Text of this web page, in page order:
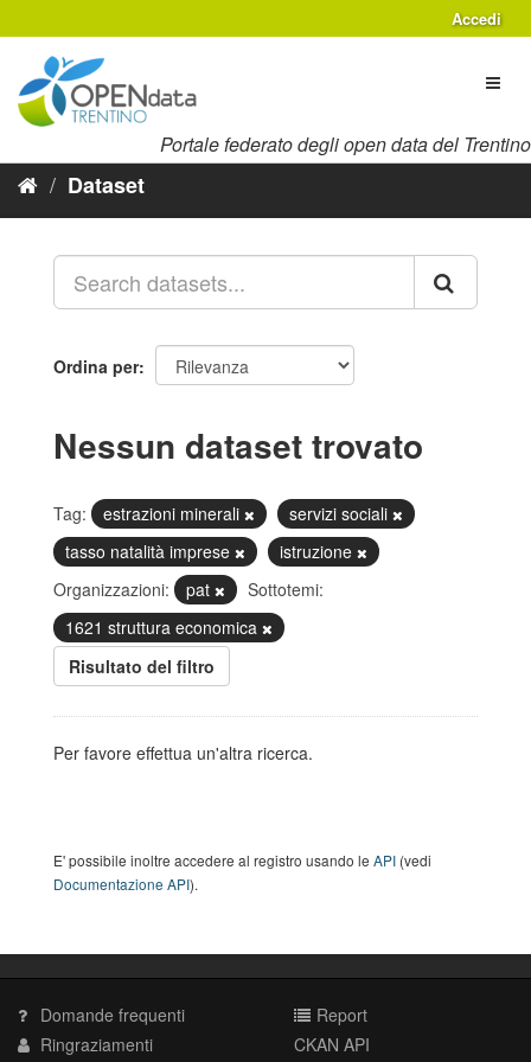
al
contenuto
Accedi
Portale federato degli open data del Trentino
Dataset
Ordina per
Nessun dataset trovato
Tag: estrazioni minerali
servizi sociali
tasso natalità imprese
istruzione
Organizzazioni:
pat
Sottotemi:
1621 struttura economica
Risultato del filtro
Per favore effettua un'altra ricerca.
E' possibile inoltre accedere al registro usando le API (vedi
Documentazione API).
Domande frequenti
Ringraziamenti
Report
CKAN API